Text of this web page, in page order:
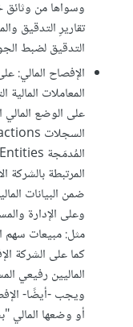
وسواها من
تقاريرِ التدقيق
التدقيق لضبط
الإفصاح
المعاملات
على الوضع المالي
المرتبطة بالشركة
ضمن البيانات
وعلى الإدارة
مثل: مبيعات سهم
كما على الشركة
ويجب -أيضًا-
أو وضعها